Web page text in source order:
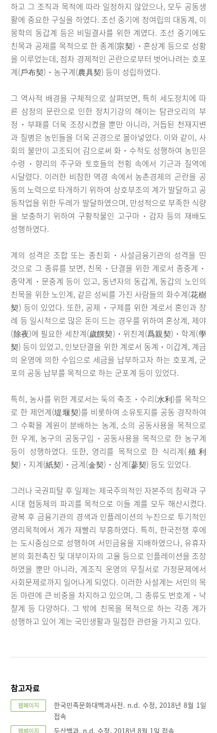
하고 그 조직과 목적에 따라 일정하지 않았으나, 모두 공동생
활에 중요한 구실을 하였다. 조선 중기에 정여립의 대동계, 이
몽학의 동갑계 등은 비밀결사를 위한 계였다. 조선 중기에도
친목과 공제를 목적으로 한 종계(宗契)・혼상계 등으로 성황
을 이루었는데, 점차 경제적인 곤란으로부터 벗어나려는 호포
계(戶布契)・농구계(農具契) 등이 성립하였다.
그 역사적 배경을 구체적으로 살펴보면, 특히 세도정치에 따
른 삼정의 문란으로 인한 정치기강의 해이는 탐관오리의 부
정・부패를 더욱 조장시켰을 뿐만 아니라, 거듭된 천재지변
과 질병은 농민들을 더욱 곤경으로 몰아넣었다. 이와 같이, 사
회의 불안이 고조되어 감으로써 화・수적도 성행하여 농민은
수령・향리의 주구와 토호들의 전횡 속에서 기근과 질역에
시달렸다. 이러한 비참한 역경 속에서 농촌경제의 곤란을 공
동의 노력으로 타개하기 위하여 상호부조의 계가 발달하고 공
동작업을 위한 두레가 발달하였으며, 만성적으로 부족한 식량
을 보충하기 위하여 구황작물인 고구마・감자 등의 재배도
성행하였다.
계의 성격은 조합 또는 종친회・사설금융기관의 성격을 띤
것으로 그 종류를 보면, 친목・단결을 위한 계로서 종중계・
종약계・문중계 등이 있고, 동년자의 동갑계, 동갑의 노인의
친목을 위한 노인계, 같은 성씨를 가진 사람들의 화수계(花樹
契) 등이 있었다. 또한, 공제・구제를 위한 계로서 혼인과 장
례 등 일시적으로 많은 돈이 드는 경우를 위하여 혼상계, 제야
(除夜)에 필요한 세찬계(歲饌契)・위친계(爲親契)・학계(學
契) 등이 있었고, 인보단결을 위한 계로서 동계・이갑계, 계금
의 운영에 의한 수입으로 세금을 납부하고자 하는 호포계, 군
포의 공동 납부를 목적으로 하는 군포계 등이 있었다.
특히, 농사를 위한 계로서는 둑의 축조・수리(水利)를 목적으
로 한 제언계(堤堰契)를 비롯하여 소유토지를 공동 경작하여
그 수확을 계원이 분배하는 농계, 소의 공동사용을 목적으로
한 우계, 농구의 공동구입・공동사용을 목적으로 한 농구계
등이 성행하였다. 또한, 영리를 목적으로 한 식리계(殖利
契)・지계(紙契)・금계(金契)・삼계(蔘契) 등도 있었다.
그러나 국권피탈 후 일제는 제국주의적인 자본주의 침략과 구
시대 협동체의 파괴를 목적으로 이들 계를 모두 해산시켰다.
광복 후 금융기관의 경색과 인플레이션의 누진으로 투기적인
영리목적에서 계가 재빨리 부흥하였다. 특히, 한국전쟁 후에
는 도시중심으로 성행하여 서민금융을 지배하였으나, 유휴자
본의 회전촉진 및 대부이자의 고율 등으로 인플레이션을 조장
하였을 뿐만 아니라, 계조직 운영의 무질서로 가정문제에서
사회문제로까지 일어나게 되었다. 이러한 사설계는 서민의 목
돈 마련에 큰 비중을 차지하고 있으며, 그 종류도 번호계・낙
찰계 등 다양하다. 그 밖에 친목을 목적으로 하는 각종 계가
성행하고 있어 계는 국민생활과 밀접한 관련을 가지고 있다.
참고자료
웹페이지
한국민족문화대백과사전. n.d. 수정, 2018년 8월 1일
접속
웹페이지 두산백과. n.d. 수정, 2018년 8월 1일 접속